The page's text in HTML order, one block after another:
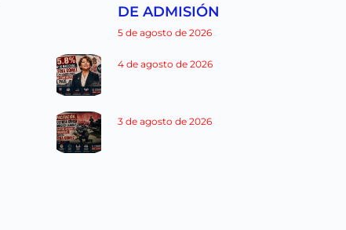
DE ADMISIÓN
5 de agosto de 2026
4 de agosto de 2026
3 de agosto de 2026